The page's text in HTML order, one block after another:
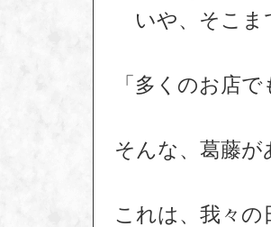
いや、そこま
「多くのお店
そんな、葛藤
これは、我々